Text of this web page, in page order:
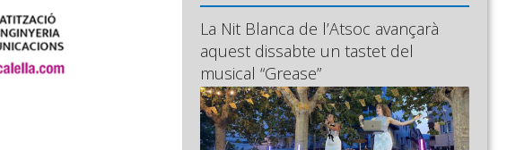
La Nit Blanca de l’Atsoc avançarà
aquest dissabte un tastet del
musical “Grease”